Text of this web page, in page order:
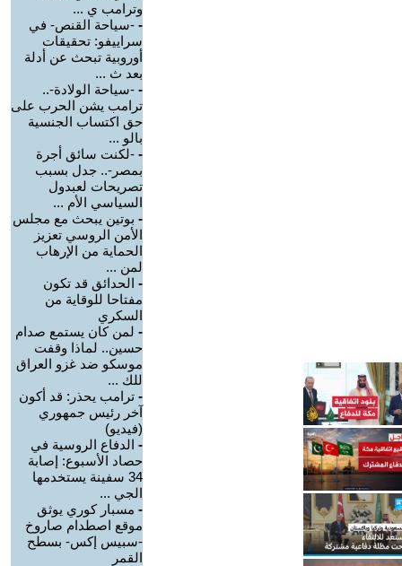
وترامب ي ...
- -سياحة القنص- في
سراييفو: تحقيقات
أوروبية تبحث عن أدلة
بعد ث ...
- -سياحة الولادة-..
ترامب يشن الحرب على
حق اكتساب الجنسية
بالو ...
- -لكنت سائق أجرة
بمصر-.. جدل بسبب
تصريحات لعبدول
السياسي الأم ...
- بوتين يبحث مع مجلس
الأمن الروسي تعزيز
الحماية من الإرهاب
لمن ...
- الحدائق قد تكون
مفتاحا للوقاية من
السكري
- لمن كان يستمع صدام
حسين.. لماذا وقفت
موسكو ضد غزو العراق
للك ...
- ترامب يحذر: قد أكون
آخر رئيس جمهوري
(فيديو)
- الدفاع الروسية في
حصاد الأسبوع: إصابة
34 سفينة يستخدمها
الجي ...
- مسبار كوري يوثق
موقع اصطدام صاروخ
-سبيس إكس- بسطح
القمر